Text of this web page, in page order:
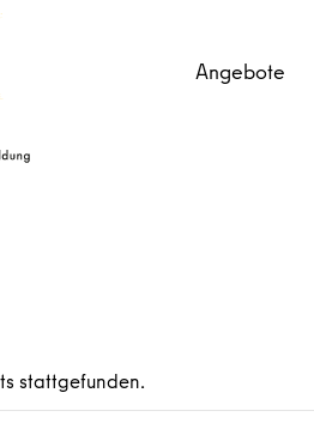
Angebote
stattgefunden.